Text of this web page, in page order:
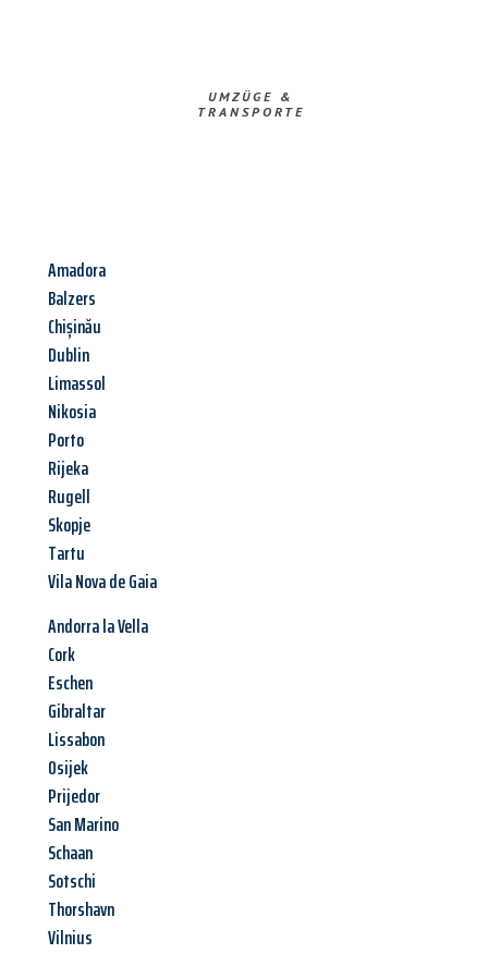
UMZÜGE &
TRANSPORTE
Amadora
Balzers
Chișinău
Dublin
Limassol
Nikosia
Porto
Rijeka
Rugell
Skopje
Tartu
Vila Nova de Gaia
Andorra la Vella
Cork
Eschen
Gibraltar
Lissabon
Osijek
Prijedor
San Marino
Schaan
Sotschi
Thorshavn
Vilnius